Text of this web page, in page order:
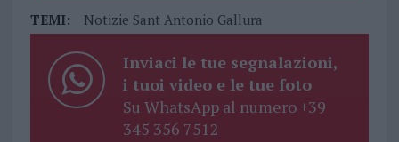
TEMI: Notizie Sant Antonio Gallura
Inviaci le tue segnalazioni,
i tuoi video e le tue foto
Su WhatsApp al numero +39
345 356 7512